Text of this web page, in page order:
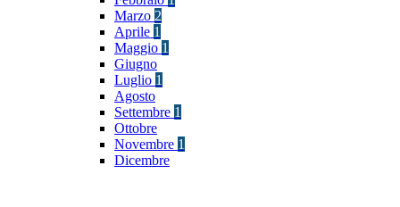
Marzo 2
Aprile 1
Maggio 1
Giugno
Luglio 1
Agosto
Settembre 1
Ottobre
Novembre 1
Dicembre